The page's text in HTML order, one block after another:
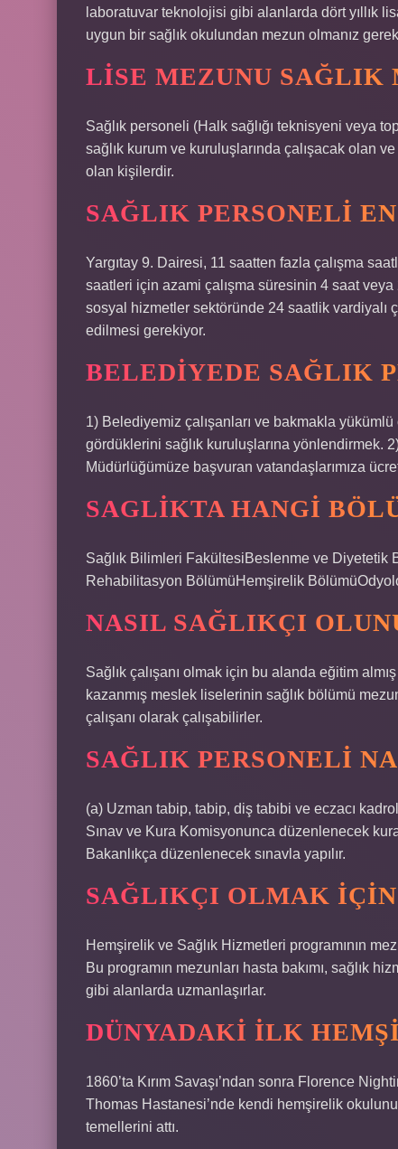
laboratuvar teknolojisi gibi alanlarda dört yıllık
uygun bir sağlık okulundan mezun olmanız
LISE MEZUNU
Sağlık personeli (Halk sağlığı teknisyeni veya
sağlık kurum ve kuruluşlarında çalışacak olan
olan kişilerdir.
SAĞLIK PERSONELI
Yargıtay 9. Dairesi, 11 saatten fazla çalışma
saatleri için azami çalışma süresinin 4 saat
sosyal hizmetler sektöründe 24 saatlik vardiyalı
edilmesi gerekiyor.
BELEDIYEDE SAĞLIK
1) Belediyemiz çalışanları ve bakmakla
gördüklerini sağlık kuruluşlarına yönlendirmek.
Müdürlüğümüze başvuran vatandaşlarımıza
SAGLIKTA HANGI
Sağlık Bilimleri FakültesiBeslenme ve
Rehabilitasyon BölümüHemşirelik
NASIL SAĞLIKÇI
Sağlık çalışanı olmak için bu alanda eğitim
kazanmış meslek liselerinin sağlık bölümü
çalışanı olarak çalışabilirler.
SAĞLIK PERSONELI
(a) Uzman tabip, tabip, diş tabibi ve eczacı
Sınav ve Kura Komisyonunca düzenlenecek
Bakanlıkça düzenlenecek sınavla yapılır.
SAĞLIKÇI OLMAK
Hemşirelik ve Sağlık Hizmetleri programının
Bu programın mezunları hasta bakımı, sağlık
gibi alanlarda uzmanlaşırlar.
DÜNYADAKI ILK
1860’ta Kırım Savaşı’ndan sonra Florence
Thomas Hastanesi’nde kendi hemşirelik
temellerini attı.